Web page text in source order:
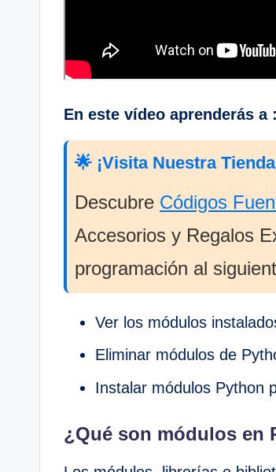
En este vídeo aprenderás a :
🌟 ¡Visita Nuestra
Descubre Códigos
Accesorios y Regalos
programación al
Ver los módulos
Eliminar módulos de
Instalar módulos Python
¿Qué son módulos en